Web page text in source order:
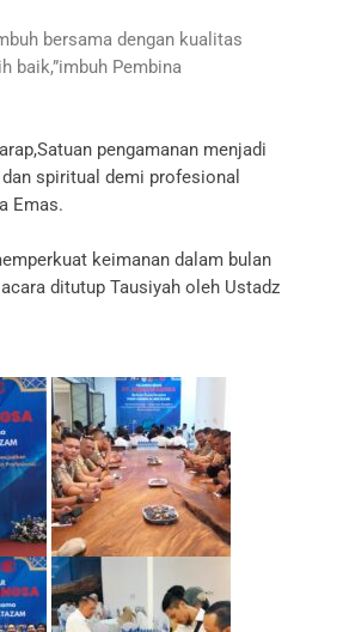
bersama dengan kualitas
baik,”imbuh Pembina
pengamanan menjadi
spiritual demi profesional
Emas.
keimanan dalam bulan
ditutup Tausiyah oleh Ustadz